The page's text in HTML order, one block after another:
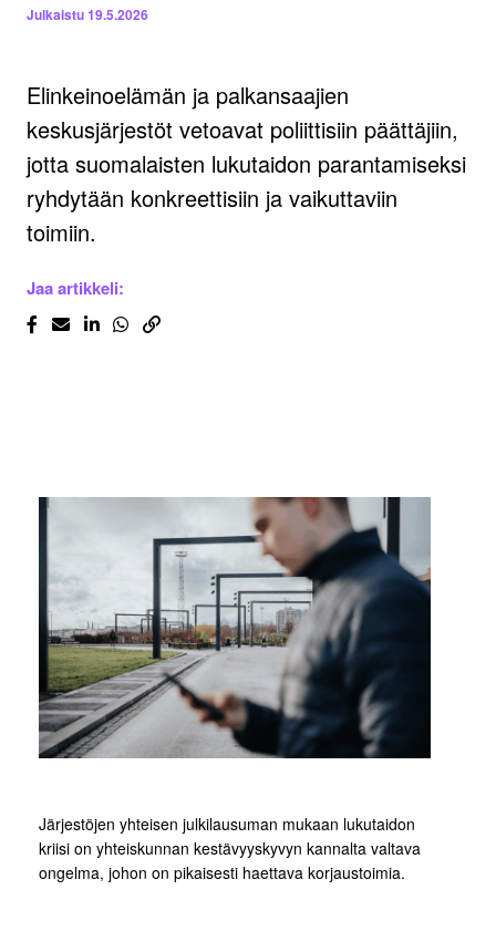
Julkaistu19.5.2026
Elinkeinoelämän ja palkansaajien
keskusjärjestöt vetoavat poliittisiin päättäjiin,
jotta suomalaisten lukutaidon parantamiseksi
ryhdytään konkreettisiin ja vaikuttaviin
toimiin.
Jaa artikkeli:
Järjestöjen yhteisen julkilausuman mukaan lukutaidon
kriisi on yhteiskunnan kestävyyskyvyn kannalta valtava
ongelma, johon on pikaisesti haettava korjaustoimia.